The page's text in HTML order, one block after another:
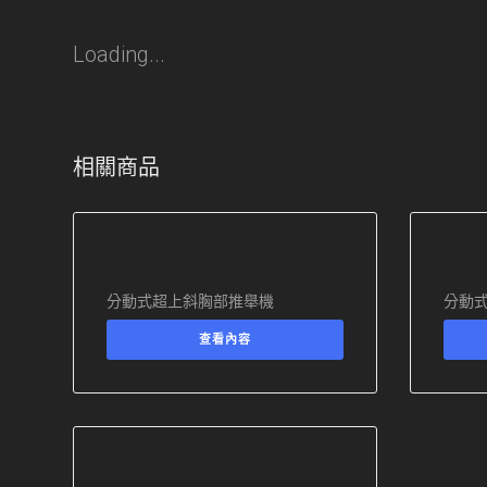
Loading...
相關商品
分動式超上斜胸部推舉機
查看內容
分動